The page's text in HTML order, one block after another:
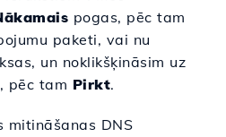
pogas, pēc tam
paketi, vai nu
un noklikšķināsim uz
, pēc tam Pirkt.
mitināšanas DNS